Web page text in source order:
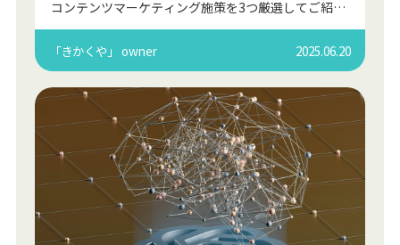
コンテンツマーケティング施策を3つ厳選してご紹介
します。生成AIを活用すれば、構成案の作成や言い
回しの工夫、トーンの調整までスムーズに進めら
「きかくや」 owner 2025.06.20